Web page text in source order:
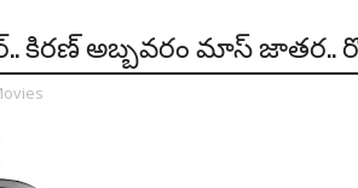
కిరణ్ అబ్బవరం మాస్ జాతర..